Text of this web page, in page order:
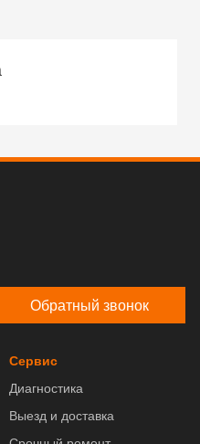
Обратный звонок
Сервис
Диагностика
Выезд и доставка